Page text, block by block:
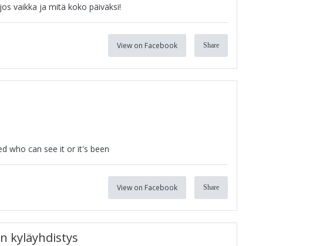
vaikka ja mitä koko päiväksi!
View on Facebook Share
who can see it or it's been
View on Facebook Share
kyläyhdistys